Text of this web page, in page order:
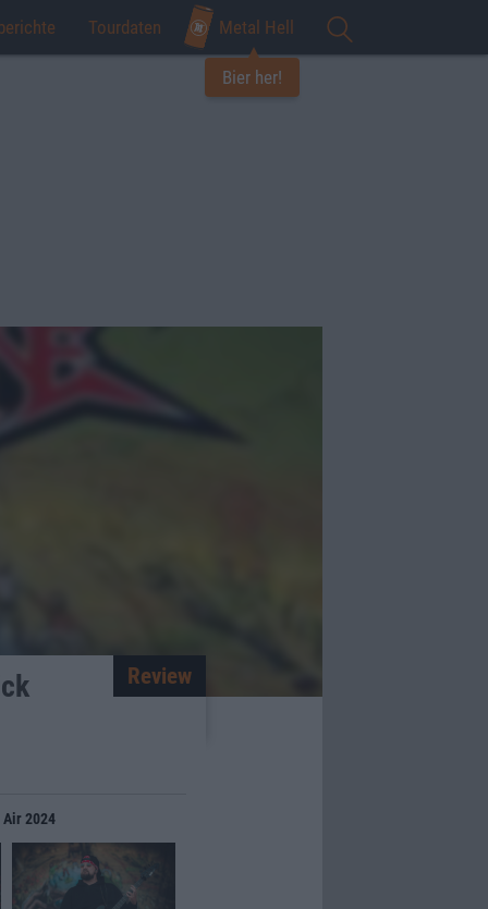
Tourdaten Metal Hell
Bier her!
Review
2024